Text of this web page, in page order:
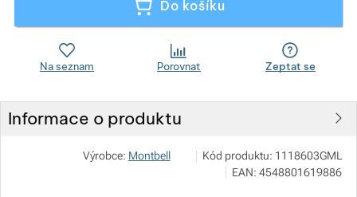
Do košíku
Na seznam Porovnat Zeptat se
Informace o produktu
Výrobce: Montbell Zobrazit více
Pod 7 kilo
Milady Horákové 546/50, 17000
info@pod7kilo.cz
Kód produktu: 1118603GML
EAN: 4548801619886
Zobrazit více